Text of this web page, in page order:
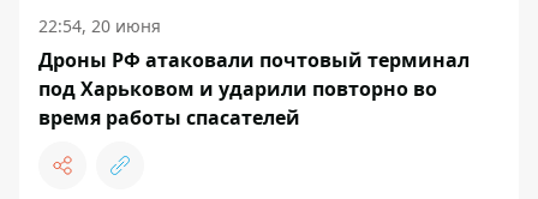
22:54, 20 июня
Дроны РФ атаковали почтовый терминал
под Харьковом и ударили повторно во
время работы спасателей